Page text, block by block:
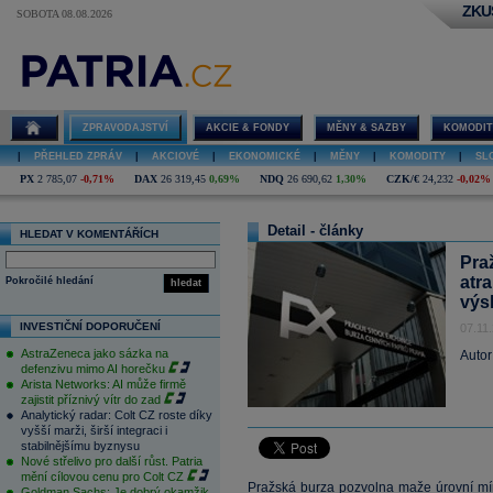
SOBOTA 08.08.2026
ZPRAVODAJSTVÍ AKCIE & FONDY MĚNY & SAZBY
PŘEHLED ZPRÁV AKCIOVÉ EKONOMICKÉ MĚNY KOMODITY
PX 2 785,07 -0,71% DAX 26 319,45 0,69% NDQ 26 690,62 1,30% CZK/€ 24,232 -0,02%
HLEDAT V KOMENTÁŘÍCH
hledat
Pokročilé hledání
INVESTIČNÍ DOPORUČENÍ
AstraZeneca jako sázka na
defenzivu mimo AI horečku
Arista Networks: AI může firmě
zajistit příznivý vítr do zad
Analytický radar: Colt CZ roste díky
vyšší marži, širší integraci i
stabilnějšímu byznysu
Nové střelivo pro další růst. Patria
mění cílovou cenu pro Colt CZ
Detail - články
Pražská burza pozvolna maže úrovní